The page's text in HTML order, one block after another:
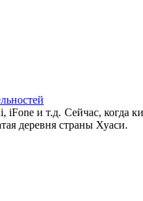
и т.д. Сейчас, когда
деревня страны Хуаси.